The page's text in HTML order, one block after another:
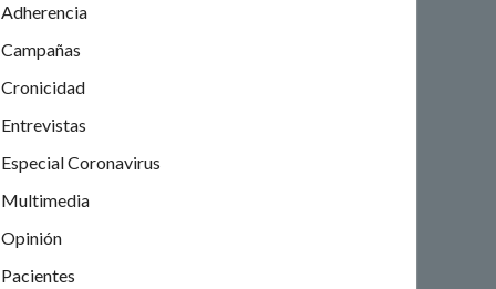
Adherencia
Campañas
Cronicidad
Entrevistas
Especial Coronavirus
Multimedia
Opinión
Pacientes